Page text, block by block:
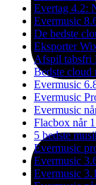
Evertag 4.2:
Evermusic
De bedste
Eksporter
Afspil tabsfri
Bedste cloud
Evermusic
Evermusic
Evermusic
Flacbox når
5 bedste
Evermusic
Evermusic
Evermusic